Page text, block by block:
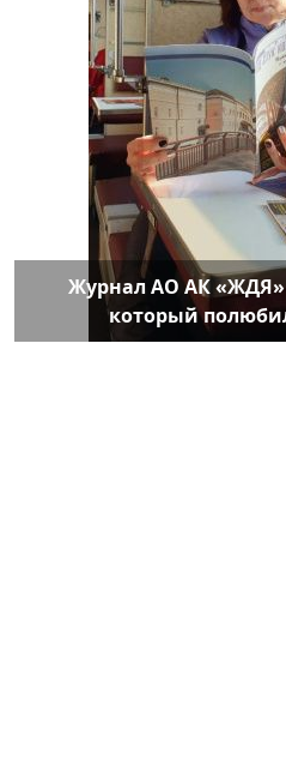
Журнал АО АК «ЖДЯ»
который